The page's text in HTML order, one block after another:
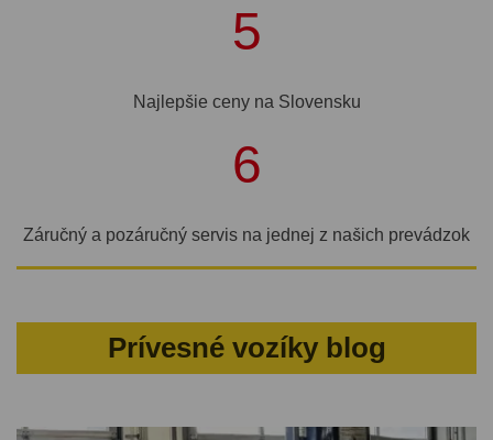
5
Najlepšie ceny na Slovensku
6
Záručný a pozáručný servis na jednej z našich prevádzok
Prívesné vozíky blog